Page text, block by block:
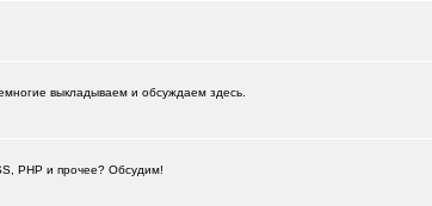
выкладываем и обсуждаем здесь.
PHP и прочее? Обсудим!